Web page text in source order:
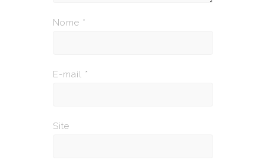
Nome *
E-mail *
Site